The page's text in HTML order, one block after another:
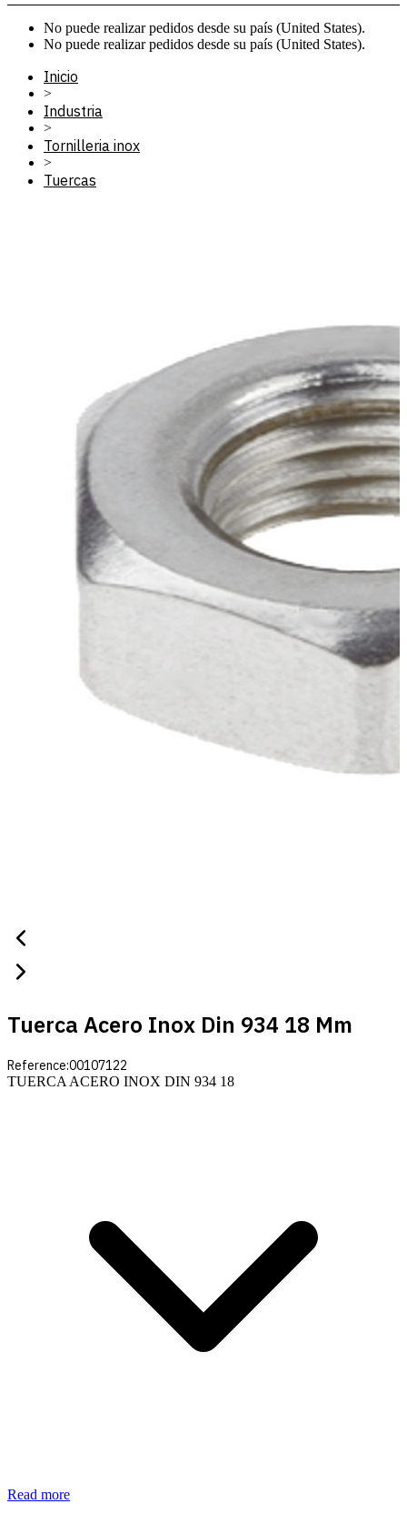
No puede realizar pedidos desde su país (United States).
No puede realizar pedidos desde su país (United States).
Inicio
>
Industria
>
Tornilleria inox
>
Tuercas
Tuerca Acero Inox Din 934 18 Mm
Reference:00107122
TUERCA ACERO INOX DIN 934 18
Read more